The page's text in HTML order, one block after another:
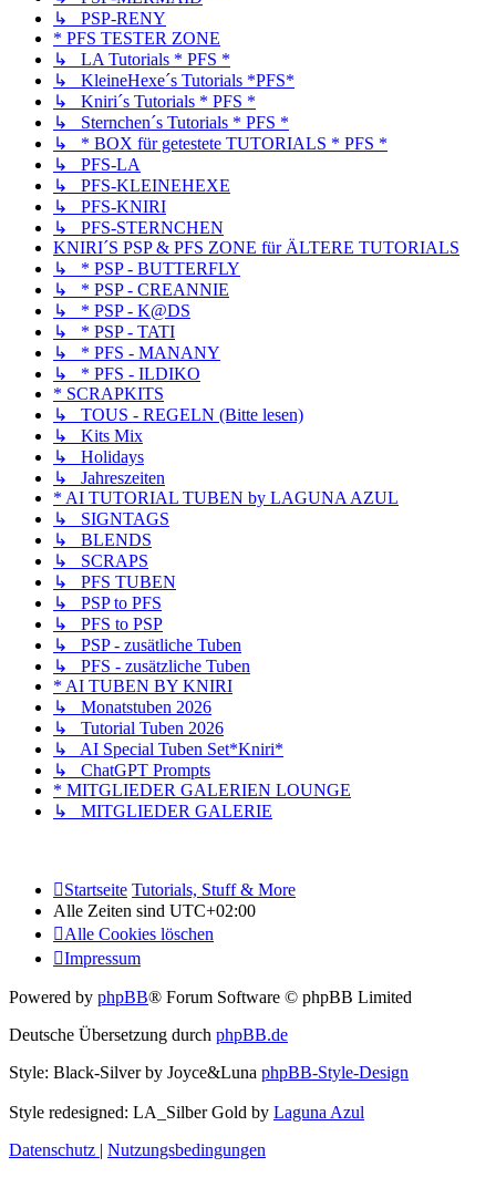
↳ PSP-RENY
* PFS TESTER ZONE
↳ LA Tutorials * PFS *
↳ KleineHexe´s Tutorials *PFS*
↳ Kniri´s Tutorials * PFS *
↳ Sternchen´s Tutorials * PFS *
↳ * BOX für getestete TUTORIALS * PFS *
↳ PFS-LA
↳ PFS-KLEINEHEXE
↳ PFS-KNIRI
↳ PFS-STERNCHEN
KNIRI´S PSP & PFS ZONE für ÄLTERE TUTORIALS
↳ * PSP - BUTTERFLY
↳ * PSP - CREANNIE
↳ * PSP - K@DS
↳ * PSP - TATI
↳ * PFS - MANANY
↳ * PFS - ILDIKO
* SCRAPKITS
↳ TOUS - REGELN (Bitte lesen)
↳ Kits Mix
↳ Holidays
↳ Jahreszeiten
* AI TUTORIAL TUBEN by LAGUNA AZUL
↳ SIGNTAGS
↳ BLENDS
↳ SCRAPS
↳ PFS TUBEN
↳ PSP to PFS
↳ PFS to PSP
↳ PSP - zusätliche Tuben
↳ PFS - zusätzliche Tuben
* AI TUBEN BY KNIRI
↳ Monatstuben 2026
↳ Tutorial Tuben 2026
↳ AI Special Tuben Set*Kniri*
↳ ChatGPT Prompts
* MITGLIEDER GALERIEN LOUNGE
↳ MITGLIEDER GALERIE
Startseite Tutorials, Stuff & More
Alle Zeiten sind UTC+02:00
Alle Cookies löschen
Impressum
Powered by phpBB® Forum Software © phpBB Limited
Deutsche Übersetzung durch phpBB.de
Style: Black-Silver by Joyce&Luna phpBB-Style-Design
Style redesigned: LA_Silber Gold by Laguna Azul
Datenschutz | Nutzungsbedingungen